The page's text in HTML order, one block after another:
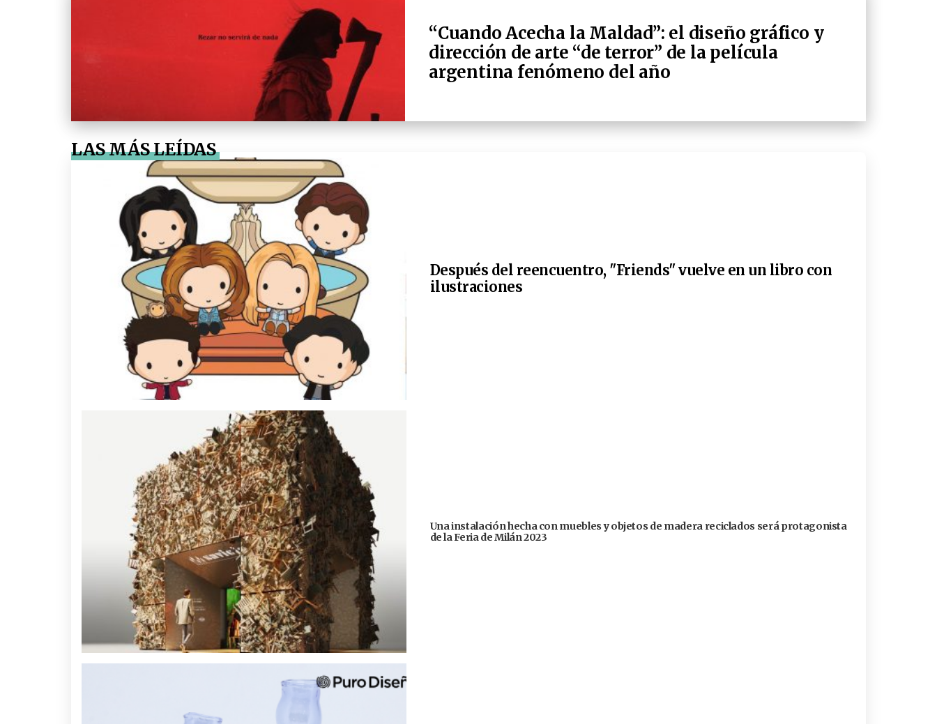
“Cuando Acecha la Maldad”: el diseño gráfico y
dirección de arte “de terror” de la película
argentina fenómeno del año
LAS MÁS LEÍDAS
Después del reencuentro, "Friends" vuelve en un libro con
ilustraciones
Una instalación hecha con muebles y objetos de madera reciclados será protagonista
de la Feria de Milán 2023